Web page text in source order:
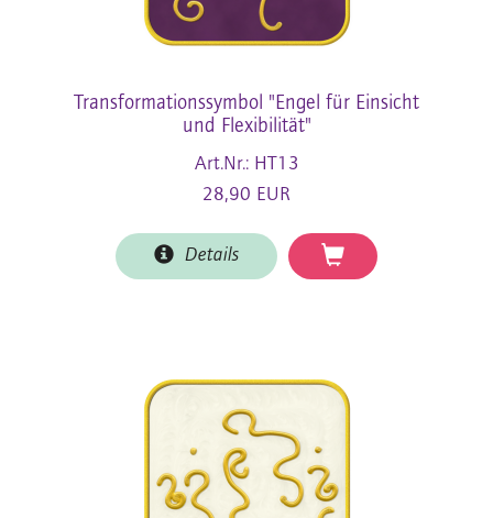
Transformationssymbol "Engel für Einsicht
und Flexibilität"
Art.Nr.: HT13
28,90 EUR
Details